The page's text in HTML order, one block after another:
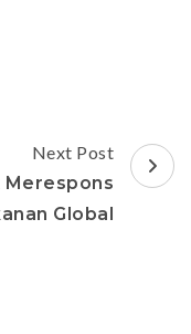
Next Post
Merespons
Global